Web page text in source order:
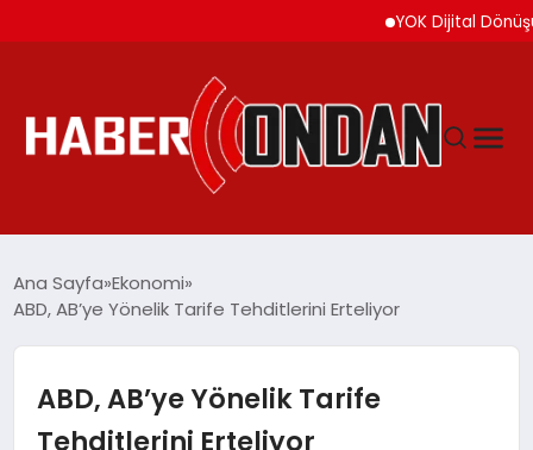
YOK Dijital Dönüşüm
DÜNYA
Ana Sayfa Ekonomi
ABD, AB’ye Yönelik Tarife Tehditlerini Erteliyor
ABD, AB’ye Yönelik Tarife
Tehditlerini Erteliyor